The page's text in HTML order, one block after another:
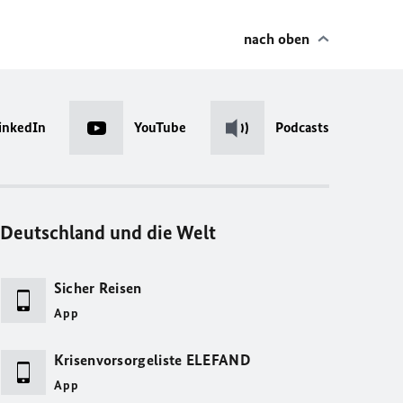
nach oben
YouTube Podcasts
Deutschland und die Welt
Sicher Reisen
App
Krisenvorsorgeliste ELEFAND
App